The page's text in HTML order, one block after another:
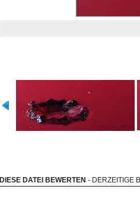
DIESE DATEI BEWERTEN - DERZEITIGE